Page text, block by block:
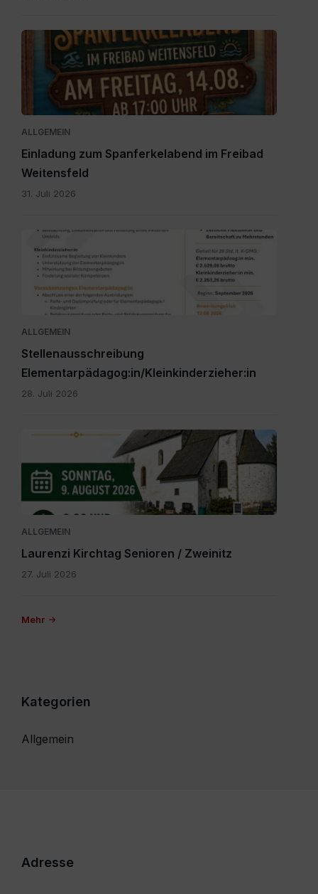
Einladung
Spanferkelabend.jpg
ALLGEMEIN
Einladung zum Spanferkelabend im Freibad
Weitensfeld
31. Juli 2026
Personalpool
Bezirk
Feldkirchen
St.
Veit.pdf
ALLGEMEIN
Stellenausschreibung
Elementarpädagog:in/Kleinkinderzieher:in
28. Juli 2026
IMG-
WA0000.jpg
ALLGEMEIN
Laurenzi Kirchtag Senioren / Zweinitz
27. Juli 2026
Mehr
Kategorien
Allgemein
Adresse